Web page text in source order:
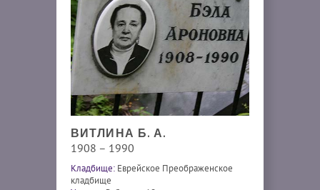
ВИТЛИНА Б. А.
1908 – 1990
Кладбище: Еврейское Преображенское
кладбище